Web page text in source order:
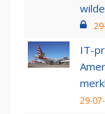
wilde
IT-
29-